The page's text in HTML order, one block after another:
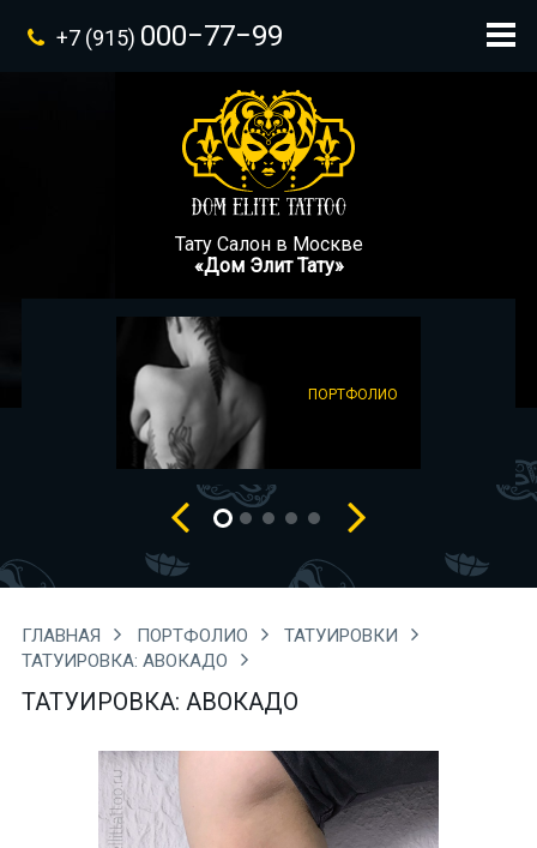
+7 (915) 000−77−99
Тату Салон в Москве
«Дом Элит Тату»
ПОРТФОЛИО
ГЛАВНАЯ ПОРТФОЛИО
ТАТУИРОВКИ
ТАТУИРОВКА: АВОКАДО
ТАТУИРОВКА: АВОКАДО